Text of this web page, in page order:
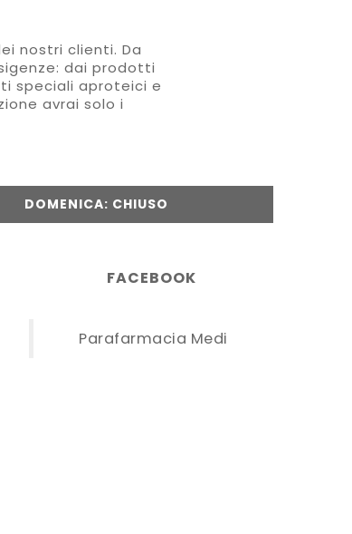
nostri clienti. Da
dai prodotti
speciali aproteici e
avrai solo i
DOMENICA: CHIUSO
FACEBOOK
Parafarmacia Medi